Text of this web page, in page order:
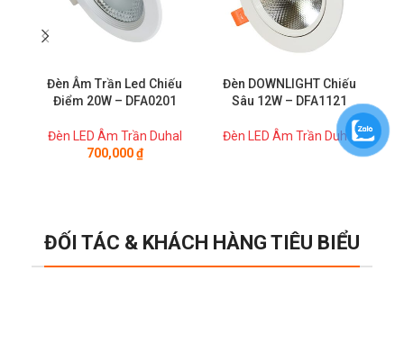
Đèn Âm Trần Led Chiếu
Điểm 20W – DFA0201
Đèn LED Âm Trần Duhal
700,000₫
Đèn DOWNLIGHT Chiếu
Sâu 12W – DFA1121
Đèn LED Âm Trần Duhal
ĐỐI TÁC & KHÁCH HÀNG TIÊU BIỂU